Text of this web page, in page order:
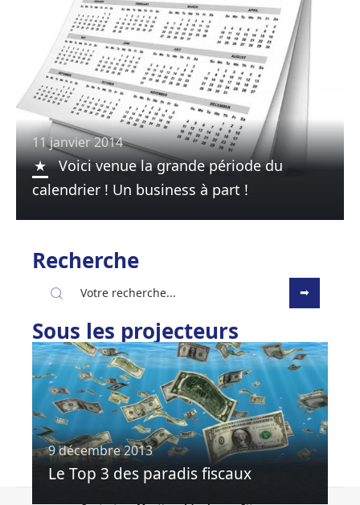
11 janvier 2014
Voici venue la grande période du
calendrier ! Un business à part !
Recherche
Sous les projecteurs
9 décembre 2013
Le Top 3 des paradis fiscaux